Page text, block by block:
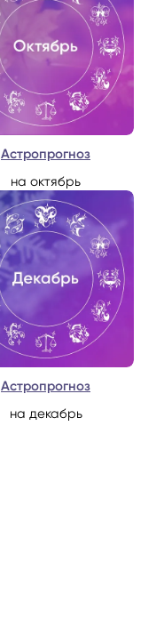
Астропрогноз
на октябрь
Астропрогноз
на декабрь